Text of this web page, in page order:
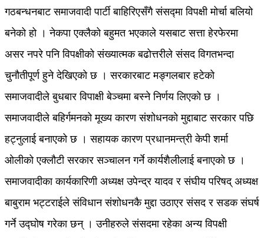
गठबन्धनबाट समाजवादी पार्टी बाहिरिएसँगै संसद्मा विपक्षी मोर्चा बलियो
बनेको हो । नेकपा एक्लैको बहुमत भएकाले यसबाट सत्ता हेरफेरमा
असर नपरे पनि विपक्षीको संख्यात्मक बढोत्तरीले संसद विगतभन्दा
चुनौतीपूर्ण हुने देखिएको छ । सरकारबाट मङ्गलबार हटेको
समाजवादीले बुधबार विपाक्षी बेञ्चमा बस्ने निर्णय लिएको छ ।
समाजवादीले बहिर्गमनको मूख्य कारण संशोधनको मुद्दाबाट सरकार पछि
हट्नुलाई बनाएको छ । सहायक कारण प्रधानमन्त्री केपी शर्मा
ओलीको एक्लौटी सरकार सञ्चालन गर्ने कार्यशैलीलाई बनाएको छ ।
समाजवादीका कार्यकारिणी अध्यक्ष उपेन्द्र यादव र संघीय परिषद् अध्यक्ष
बाबुराम भट्टराईले संविधान संशोधनकै मुद्दा उठाएर संसद र सडक संघर्ष
गर्ने उद्घोष गरेका छन् । उनीहरुले संसदमा रहेका अन्य विपक्षी